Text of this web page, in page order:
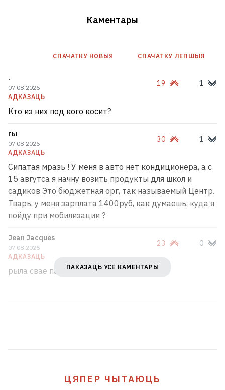
Каментары
СПАЧАТКУ НОВЫЯ СПАЧАТКУ ЛЕПШЫЯ
.
07.08.2026
АДКАЗАЦЬ
19 1
Кто из них под кого косит?
гы
07.08.2026
АДКАЗАЦЬ
30 1
Сипатая мразь ! У меня в авто нет кондиционера, а с
15 авгутса я начну возить продукты для школ и
садиков Это бюджетная орг, так называемый Центр.
Тварь, у меня зарплата 1400руб, как думаешь, куда я
пойду при мобилизации ?
Jean Jacques
07.08.2026
АДКАЗАЦЬ
23 0
рыла свае пазакрывайце , пустазвоны
ПАКАЗАЦЬ УСЕ КАМЕНТАРЫ
ЦЯПЕР ЧЫТАЮЦЬ